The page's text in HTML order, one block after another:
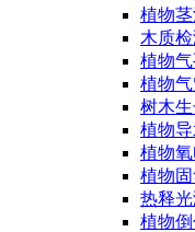
植物
木质
植物
植物
树木
植物
植物
植物
热释
植物